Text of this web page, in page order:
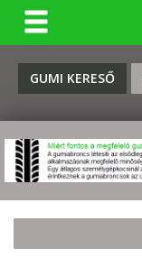
GUMI KERESŐ